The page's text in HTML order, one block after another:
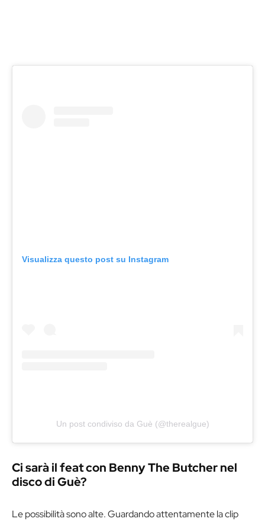
Visualizza questo post su Instagram
Un post condiviso da Guè (@therealgue)
Ci sarà il feat con Benny The Butcher nel
disco di Guè?
Le possibilità sono alte. Guardando attentamente la clip